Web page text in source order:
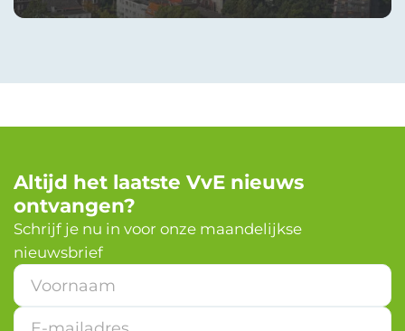
Altijd het laatste VvE nieuws
ontvangen?
Schrijf je nu in voor onze maandelijkse
nieuwsbrief
E
m